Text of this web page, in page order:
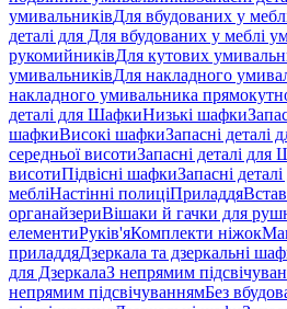
умивальниківДля вбудованих у
деталі для Для вбудованих у меблі
рукомийниківДля кутових
умивальниківДля накладного
накладного умивальника
деталі для ШафкиНизькі шафки
шафкиВисокі шафкиЗапасні деталі
середньої висотиЗапасні деталі для
висотиПідвісні шафкиЗапасні
мебліНастінні полиціПриладдя
органайзериВішаки й гачки для
елементиРуків'яКомплекти ніжок
приладдяДзеркала та дзеркальні
для ДзеркалаЗ непрямим
непрямим підсвічуваннямБез